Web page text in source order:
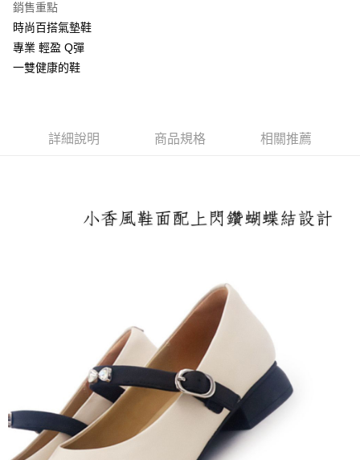
ATM付款
付款後萊爾富取貨
每筆NT$100，滿NT$2,000(含以上)免運費
銷售重點
時尚百搭氣墊鞋
專業 輕盈 Q彈
一雙健康的鞋
詳細說明 商品規格 相關推薦